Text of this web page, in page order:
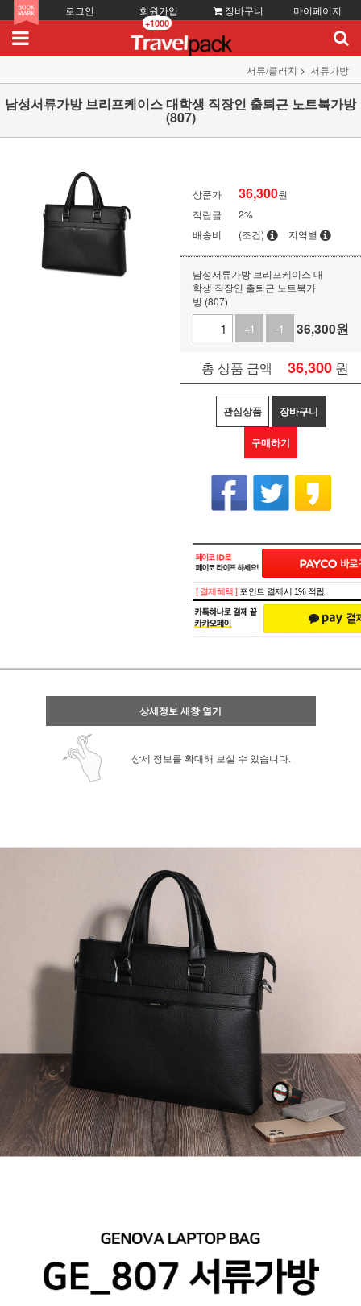
로그인 회원가입
+1000
장바구니 마이페이지
서류/클러치 서류가방
남성서류가방 브리프케이스 대학생 직장인 출퇴근 노트북가방
(807)
상품가 36,300원
적립금
2%
배송비
(조건) 지역별
남성서류가방 브리프케이스 대
학생 직장인 출퇴근 노트북가
방 (807)
+1
-1 36,300원
총 상품 금액 36,300 원
관심상품 장바구니
구매하기
페이코 ID로 페
[ 결제혜택 ] 포인트 결제시 1% 적립!
상세정보 새창 열기
상세 정보를 확대해 보실 수 있습니다.